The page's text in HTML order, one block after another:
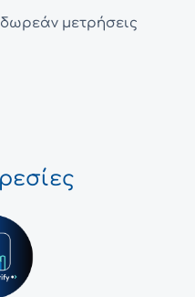
δωρεάν μετρήσεις